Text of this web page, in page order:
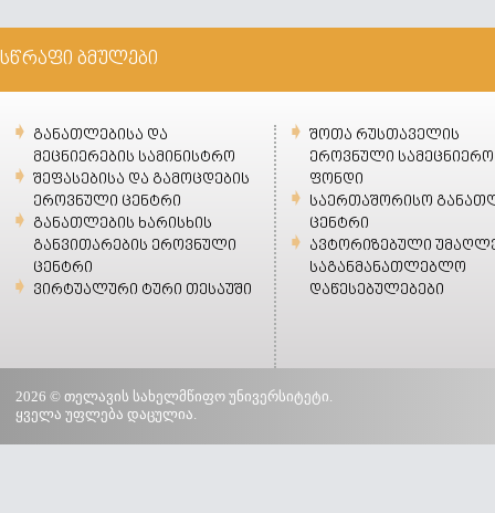
სწრაფი ბმულები
განათლებისა და
მეცნიერების სამინისტრო
შეფასებისა და გამოცდების
ეროვნული ცენტრი
განათლების ხარისხის
განვითარების ეროვნული
ცენტრი
ვირტუალური ტური თესაუში
შოთა რუსთაველის
ეროვნული სამეცნიერო
ფონდი
საერთაშორისო
ცენტრი
ავტორიზებული
საგანმანათლებლო
დაწესებულებები
2026 © თელავის სახელმწიფო უნივერსიტეტი.
ყველა უფლება დაცულია.